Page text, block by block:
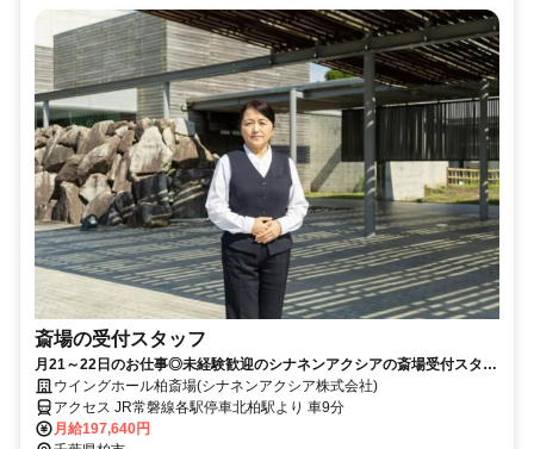
斎場の受付スタッフ
月21～22日のお仕事◎未経験歓迎のシナネンアクシアの斎場受付スタッ
フ（契約社員）求人
ウイングホール柏斎場(シナネンアクシア株式会社)
アクセス JR常磐線各駅停車北柏駅より 車9分
月給197,640円